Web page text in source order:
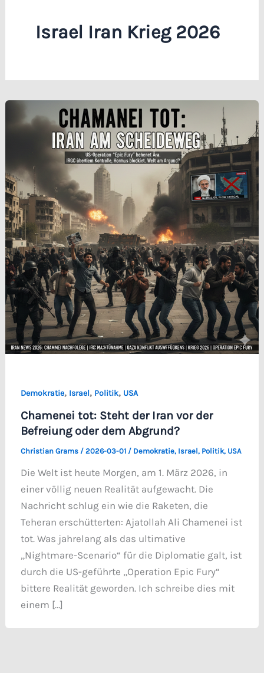
Israel Iran Krieg 2026
Demokratie, Israel, Politik, USA
Chamenei tot: Steht der Iran vor der
Befreiung oder dem Abgrund?
Christian Grams / 2026-03-01 / Demokratie, Israel, Politik, USA
Die Welt ist heute Morgen, am 1. März 2026, in
einer völlig neuen Realität aufgewacht. Die
Nachricht schlug ein wie die Raketen, die
Teheran erschütterten: Ajatollah Ali Chamenei ist
tot. Was jahrelang als das ultimative
„Nightmare-Scenario“ für die Diplomatie galt, ist
durch die US-geführte „Operation Epic Fury“
bittere Realität geworden. Ich schreibe dies mit
einem […]